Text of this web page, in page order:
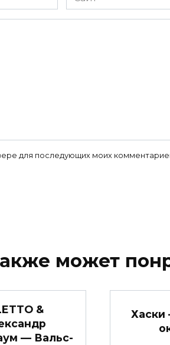
для последующих моих
может
&
— Вальс-